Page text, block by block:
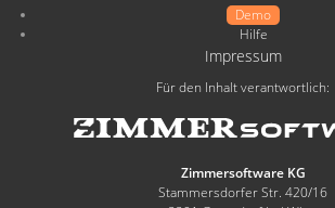
Demo
Hilfe
Impressum
Für den Inhalt verantwortlich:
Zimmersoftware KG
Stammersdorfer Str. 420/16